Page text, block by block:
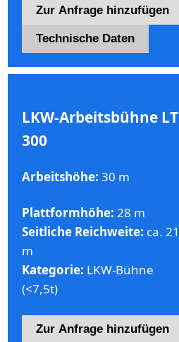
Zur Anfrage hinzufügen
Technische Daten
LKW-Arbeitsbühne LT
300
Arbeitshöhe: 30 m
Plattformhöhe: 28 m
Seitliche Reichweite: ca. 21
m
Kategorie: LKW-Bühne
(<7,5t)
Zur Anfrage hinzufügen